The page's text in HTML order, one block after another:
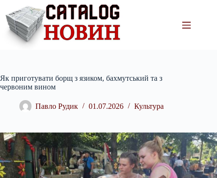
вмісту
Як приготувати борщ з язиком, бахмутський та з
червоним вином
Павло Рудик 01.07.2026 Культура